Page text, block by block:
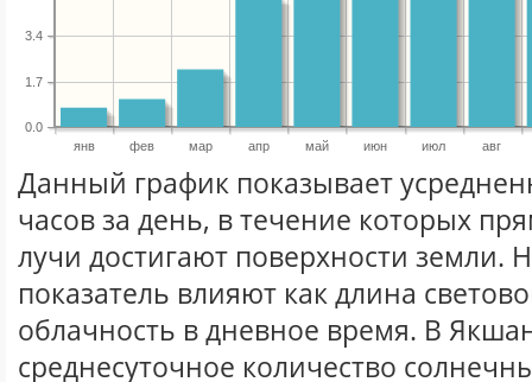
янв фев мар апр май июн июл авг
0.0
1.7
3.4
Данный график показывает
часов за день, в течение которых
лучи достигают поверхности земли.
показатель влияют как длина
облачность в дневное время. В
среднесуточное количество